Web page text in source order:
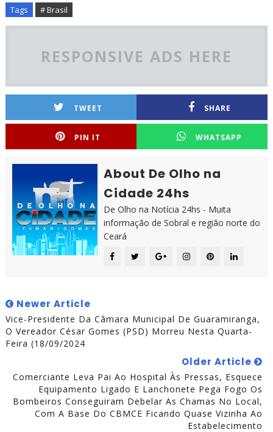
Tags # Brasil
RESPONSIVE ADS HERE
TWEET SHARE
PIN IT WHATSAPP
About De Olho na
Cidade 24hs
De Olho na Notícia 24hs - Muita
informação de Sobral e região norte do
Ceará
Newer Article
Vice-Presidente Da Câmara Municipal De Guaramiranga,
O Vereador César Gomes (PSD) Morreu Nesta Quarta-
Feira (18/09/2024
Older Article
Comerciante Leva Pai Ao Hospital Às Pressas, Esquece
Equipamento Ligado E Lanchonete Pega Fogo Os
Bombeiros Conseguiram Debelar As Chamas No Local,
Com A Base Do CBMCE Ficando Quase Vizinha Ao
Estabelecimento